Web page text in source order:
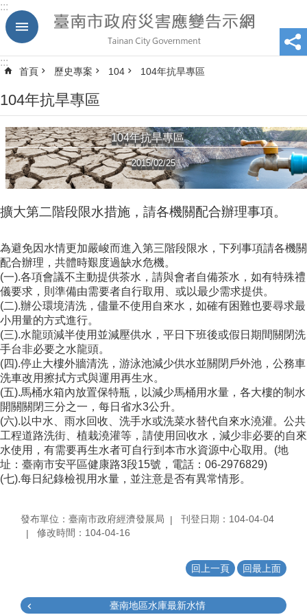
跳到主要內容區塊
:::
:::
首頁 歷史專案 104 104年抗旱專區
104年抗旱專區
104年抗旱專區
2015/02/25
擴大第二階段限水措施，請各機關配合辦理事項。
為避免因水情更加嚴峻而進入第三階段限水，下列事項請各機關
配合辦理，共體時艱度過缺水危機。
(一).各項會議不主動提供茶水，請與會者自備茶水，如有特殊禮
儀要求，則準備由需要者自行取用、或以最少需求提供。
(二).辦公環境清洗，儘量不使用自來水，如確有困難也要尋求最
小用量的方式進行。
(三).水龍頭減半使用並減壓供水，平日下班後或假日期間關閉洗
手台非必要之水龍頭。
(四).停止大樓外牆清洗，游泳池減少供水並關閉戶外池，公務車
洗車改用擦拭方式與運用再生水。
(五).馬桶水箱內放置保特瓶，以減少馬桶用水量，各大樓的制水
開關關閉三分之一，每日省水3公升。
(六).以中水、雨水回收、洗手水或洗菜水替代自來水澆灌。公共
工程道路洗街、植栽澆灌等，請使用回收水，減少非必要的自來
水使用，有需要再生水者可自行到本市水資源中心取用。(地
址：臺南市安平區健康路3段15號，電話：06-2976829)
(七).每日紀錄檢視用水量，並注意是否有異常情形。
發布單位：臺南市政府經濟發展局
刊登日期：104-04-04
修改時間：104-04-16
回上一頁 回最上面
臺南地區水庫最新水情